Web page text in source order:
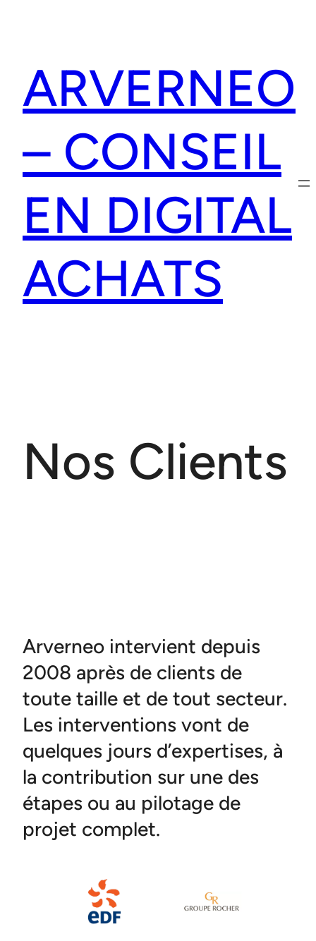
ARVERNEO
– CONSEIL
EN DIGITAL
ACHATS
Nos Clients
Arverneo intervient depuis
2008 après de clients de
toute taille et de tout secteur.
Les interventions vont de
quelques jours d’expertises, à
la contribution sur une des
étapes ou au pilotage de
projet complet.